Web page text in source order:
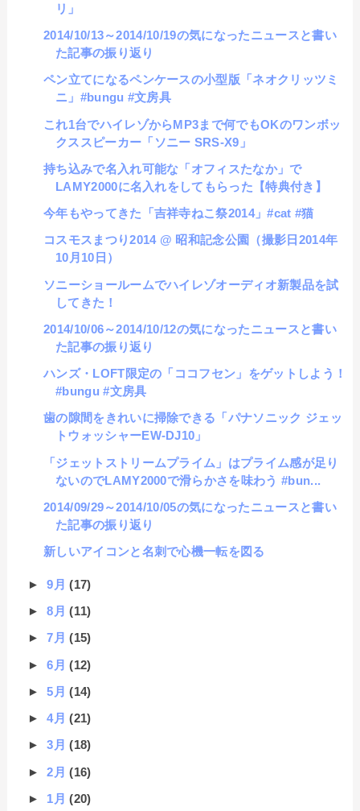
リ」
2014/10/13～2014/10/19の気になったニュースと書い
た記事の振り返り
ペン立てになるペンケースの小型版「ネオクリッツミ
ニ」#bungu #文房具
これ1台でハイレゾからMP3まで何でもOKのワンボッ
クススピーカー「ソニー SRS-X9」
持ち込みで名入れ可能な「オフィスたなか」で
LAMY2000に名入れをしてもらった【特典付き】
今年もやってきた「吉祥寺ねこ祭2014」#cat #猫
コスモスまつり2014 @ 昭和記念公園（撮影日2014年
10月10日）
ソニーショールームでハイレゾオーディオ新製品を試
してきた！
2014/10/06～2014/10/12の気になったニュースと書い
た記事の振り返り
ハンズ・LOFT限定の「ココフセン」をゲットしよう！
#bungu #文房具
歯の隙間をきれいに掃除できる「パナソニック ジェッ
トウォッシャーEW-DJ10」
「ジェットストリームプライム」はプライム感が足り
ないのでLAMY2000で滑らかさを味わう #bun...
2014/09/29～2014/10/05の気になったニュースと書い
た記事の振り返り
新しいアイコンと名刺で心機一転を図る
►9月(17)
►8月(11)
►7月(15)
►6月(12)
►5月(14)
►4月(21)
►3月(18)
►2月(16)
► 1月(20)